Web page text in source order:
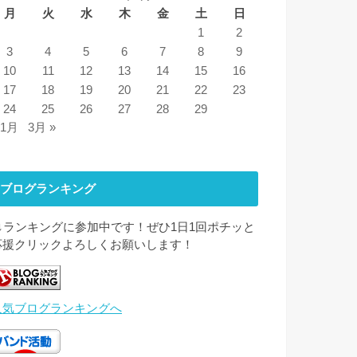
月
火 水 木 金 土
日
1
2
3
4 5 6 7 8
9
10
11 12 13 14 15
16
17
18 19 20 21 22
23
24
25 26 27 28
29
月
3月 »
ブログランキング
ランキングに参加中です！ぜひ1日1回ポチッと
援クリックよろしくお願いします！
気ブログランキングへ